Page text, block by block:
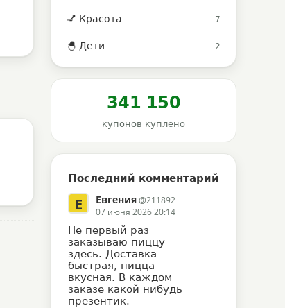
💅 Красота 7
🐣 Дети 2
341 150
купонов куплено
Последний комментарий
Е Евгения@211892
07 июня 2026 20:14
Не первый раз
заказываю пиццу
здесь. Доставка
быстрая, пицца
вкусная. В каждом
заказе какой нибудь
презентик.